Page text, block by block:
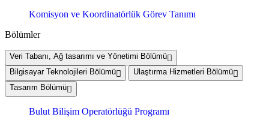
Komisyon ve Koordinatörlük Görev Tanımı
Bölümler
Veri Tabanı, Ağ tasarımı ve Yönetimi Bölümü
Bilgisayar Teknolojileri Bölümü
Ulaştırma Hizmetleri Bölümü
Tasarım Bölümü
Bulut Bilişim Operatörlüğü Programı